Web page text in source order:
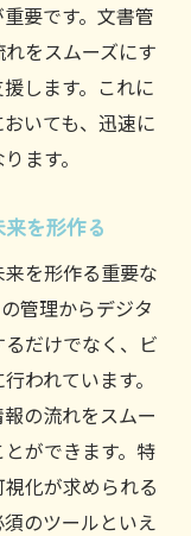
要です。文書管
をスムーズにす
します。これに
いても、迅速に
ます。
を形作る
を形作る重要な
管理からデジタ
だけでなく、ビ
われています。
の流れをスムー
ができます。特
化が求められる
のツールといえ